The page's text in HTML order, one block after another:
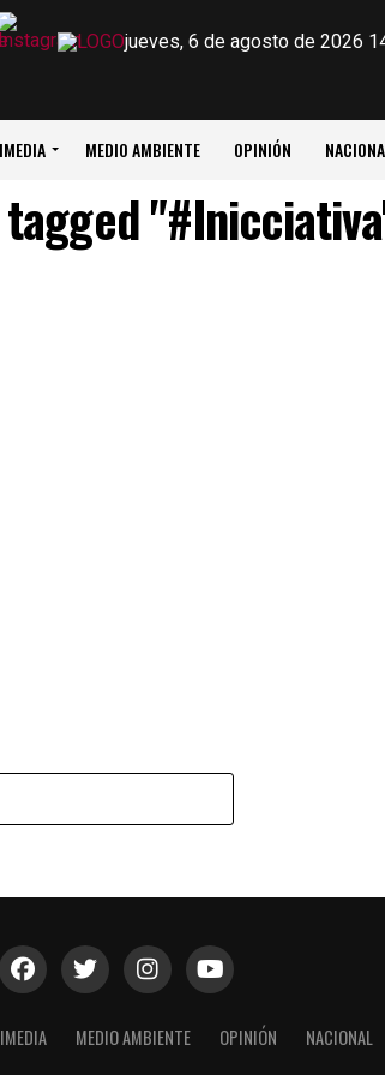
jueves, 6 de agosto de 2026
MEDIO AMBIENTE OPINIÓN
MEDIO AMBIENTE OPINIÓN NACIONAL